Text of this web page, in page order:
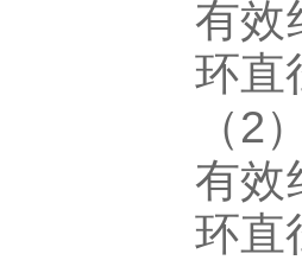
有效
环直
（2
有效
环直